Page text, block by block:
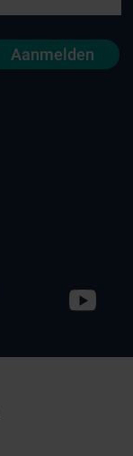
Aanmelden